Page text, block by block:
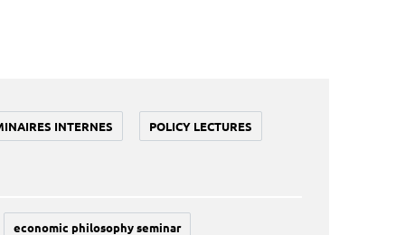
INTERNES POLICY LECTURES
economic philosophy seminar